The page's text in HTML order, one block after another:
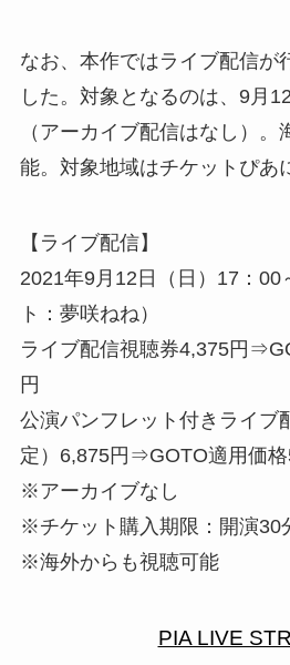
なお、本作ではライブ配信が
した。対象となるのは、9月
（アーカイブ配信はなし）
能。対象地域はチケットぴあ
【ライブ配信】
2021年9月12日（日）17：00
ト：夢咲ねね）
ライブ配信視聴券4,375円
円
公演パンフレット付きライブ
定）6,875円⇒GOTO適用価格
※アーカイブなし
※チケット購入期限：開演30
※海外からも視聴可能
PIA LIVE